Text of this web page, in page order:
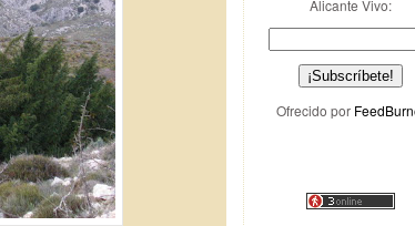
Alicante Vivo:
Ofrecido por